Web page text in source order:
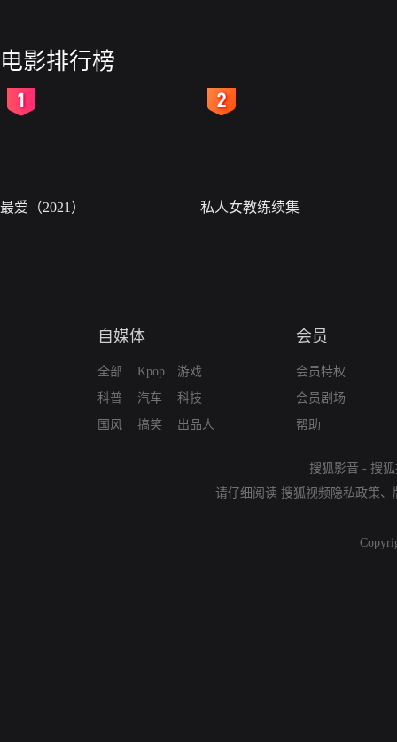
电影排行榜
最爱（2021） 私人女教练续集
自媒体
全部
科普
国风
Kpop
汽车
搞笑
游戏
科技
出品人
会员
会员特权
会员剧场
帮助
搜狐影音 - 搜
请仔细阅读 搜狐视频隐私政策、